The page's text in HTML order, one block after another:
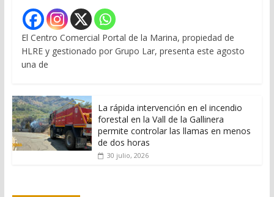
El Centro Comercial Portal de la Marina, propiedad de
HLRE y gestionado por Grupo Lar, presenta este agosto
una de
La rápida intervención en el incendio
forestal en la Vall de la Gallinera
permite controlar las llamas en menos
de dos horas
30 julio, 2026